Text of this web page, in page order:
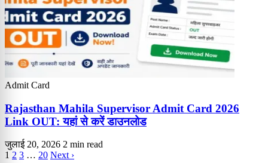
Admit Card
Rajasthan Mahila Supervisor Admit Card 2026
Link OUT: यहां से करें डाउनलोड
जुलाई 20, 2026 2 min read
1 2 3 … 20 Next ›